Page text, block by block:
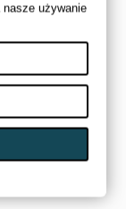
nasze używanie